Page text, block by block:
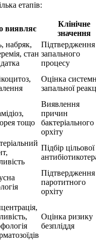
етапів:
виявляє
Клінічне
значення
набряк,
стан
Підтвердження
запального
процесу
Оцінка
запальної
тощо
Виявлення
причин
бактеріального
орхіту
Підбір цільової
Підтвердження
паротитного
орхіту
Оцінка ризику
безпліддя